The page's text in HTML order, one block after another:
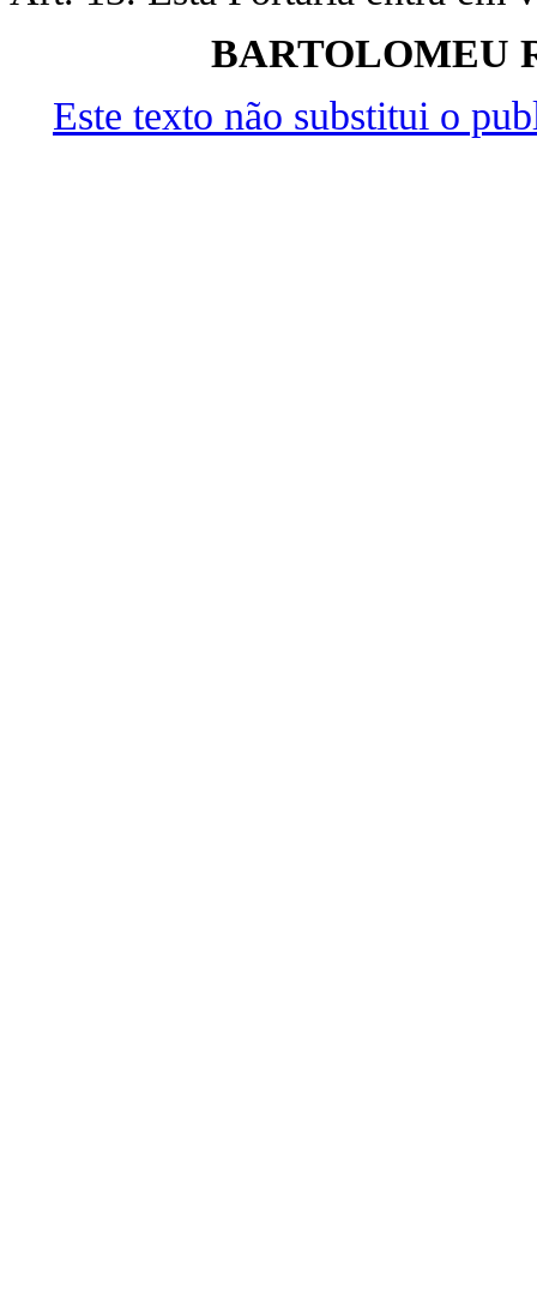
BARTOLOMEU
Este texto não substitui o